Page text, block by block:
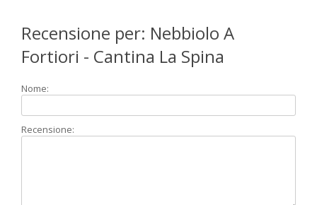
Recensione per: Nebbiolo A
Fortiori - Cantina La Spina
Nome:
Recensione: